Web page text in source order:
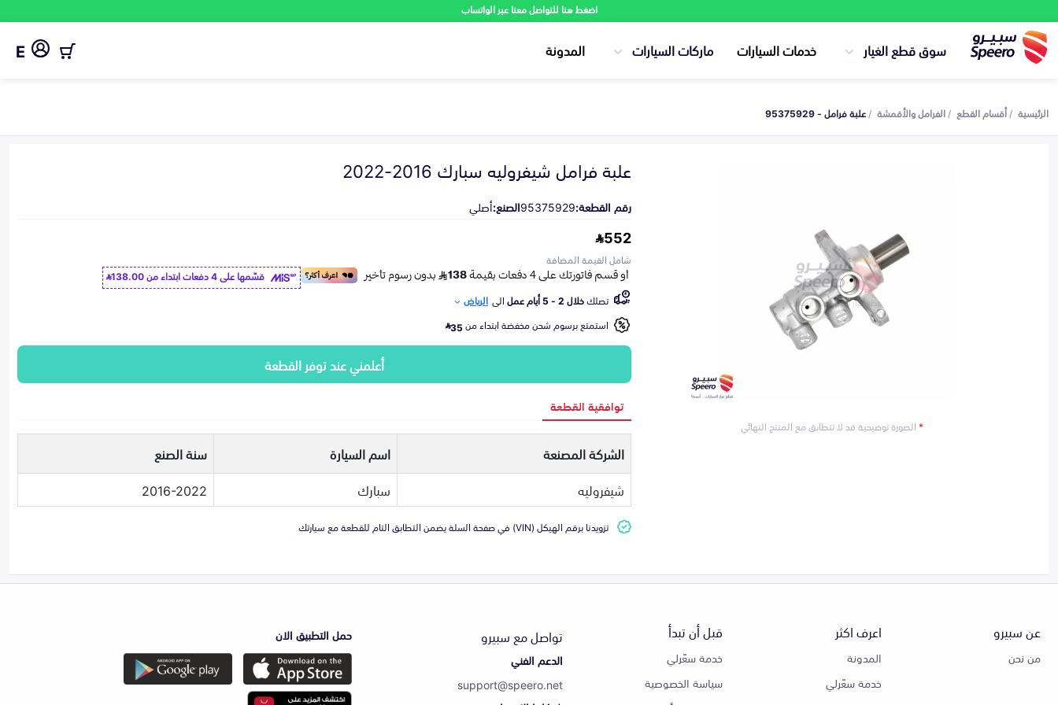
اضغط هنا للتواصل معنا عبر الواتساب
سوق قطع الغيار خدمات السيارات ماركات السيارات المدونة E
الرئيسية أقسام القطع الفرامل والأقمشة علبة فرامل - 95375929
*الصورة توضيحية قد لا تتطابق مع المنتج النهائي
علبة فرامل شيفروليه سبارك 2016-2022
رقم القطعة:95375929الصنع:أصلي
552
شامل القيمة المضافة
قسّمها على 4 دفعات ابتداء من
138.00
تصلكخلال 2 - 5 أيام عمل الى الرياض
استمتع برسوم شحن مخفضة ابتداء من35
أعلمني عند توفر القطعة
توافقية القطعة
الشركة المصنعة اسم السيارة
سنة الصنع
شيفروليه
سبارك 2016-2022
تزويدنا برقم الهيكل (VIN) في صفحة السلة يضمن التطابق التام للقطعة مع سيارتك
عن سبيرو
من نحن
اعرف اكثر
المدونة
خدمة سعّرلي
قبل أن تبدأ
خدمة سعّرلي
سياسة الخصوصية
تواصل مع سبيرو
الدعم الفني
support@speero.net
حمل التطبيق الان